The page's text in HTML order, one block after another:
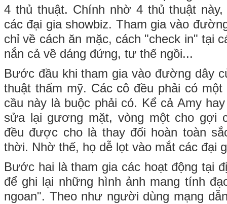
4 thủ thuật. Chính nhờ 4 thủ thuật
các đại gia showbiz. Tham gia vào
chỉ về cách ăn mặc, cách "check in" tại
nắn cả về dáng đứng, tư thế ngồi...
Bước đầu khi tham gia vào đường dây
thuật thẩm mỹ. Các cô đều phải có
cầu này là buộc phải có. Kể cả Amy
sửa lại gương mặt, vòng một cho gợi
đều được cho là thay đổi hoàn toàn
thời. Nhờ thế, họ dễ lọt vào mắt các đại
Bước hai là tham gia các hoạt động tại
để ghi lại những hình ảnh mang tính
ngoan". Theo như người dùng mạng